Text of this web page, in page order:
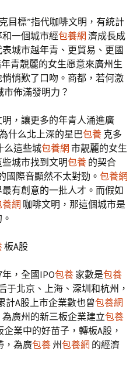
目標”指代咖啡文明，有統計
一個城市經包養網 濟成長成
城市越年青、更貿易、更國
青靚麗的女生愿意來廣州生
悄歎了口吻。商都，若何激
市佈滿發明力？
，讓更多的年青人涌進廣
什么北上深的星巴包養 克多
么這些城包養網 市靚麗的女生
城市找到文明包養 的契合
國際音顯然不太對勁。 包養網
有創意的一批人才。而假如
網 咖啡文明，那這個城市是
板A股
，全國IPO包養 家數是包養
于北京、上海、深圳和杭州，
計A股上市企業數也曾包養網
廣州的新三板企業建立包養
業中的好苗子，轉板A股，
，為廣包養 州包養網 的經濟